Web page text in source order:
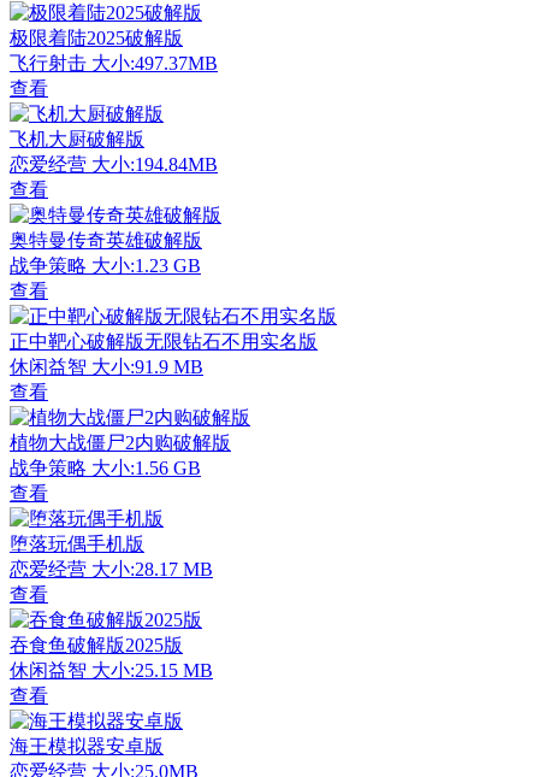
极限着陆2025破解版
飞行射击 大小:497.37MB
查看
飞机大厨破解版
恋爱经营 大小:194.84MB
查看
奥特曼传奇英雄破解版
战争策略 大小:1.23 GB
查看
正中靶心破解版无限钻石不用实名版
休闲益智 大小:91.9 MB
查看
植物大战僵尸2内购破解版
战争策略 大小:1.56 GB
查看
堕落玩偶手机版
恋爱经营 大小:28.17 MB
查看
吞食鱼破解版2025版
休闲益智 大小:25.15 MB
查看
海王模拟器安卓版
恋爱经营 大小:25.0MB